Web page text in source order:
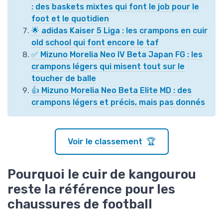
: des baskets mixtes qui font le job pour le
foot et le quotidien
🌟 adidas Kaiser 5 Liga : les crampons en cuir
old school qui font encore le taf
✅ Mizuno Morelia Neo IV Beta Japan FG : les
crampons légers qui misent tout sur le
toucher de balle
👍 Mizuno Morelia Neo Beta Elite MD : des
crampons légers et précis, mais pas donnés
Voir le classement 🏆
Pourquoi le cuir de kangourou
reste la référence pour les
chaussures de football